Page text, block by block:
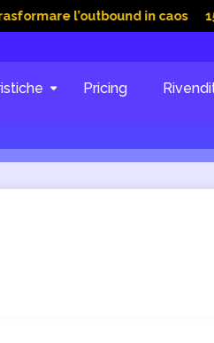
l’outbound in caos 15 Giu
Pricing